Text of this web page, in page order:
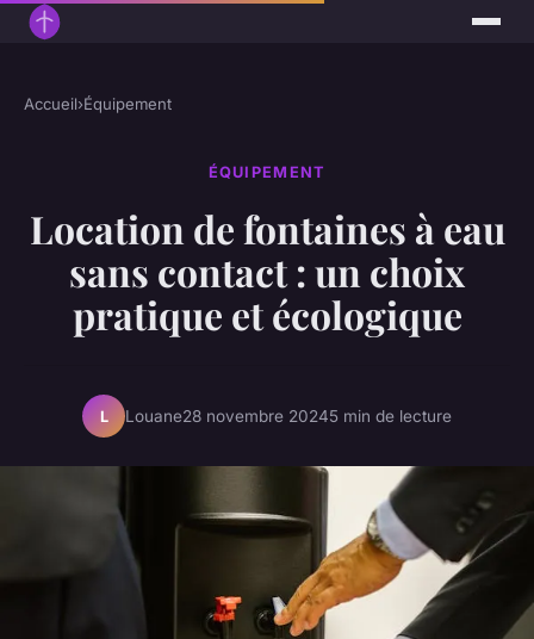
Accueil›Équipement
ÉQUIPEMENT
Location de fontaines à eau
sans contact : un choix
pratique et écologique
L Louane28 novembre 20245 min de lecture